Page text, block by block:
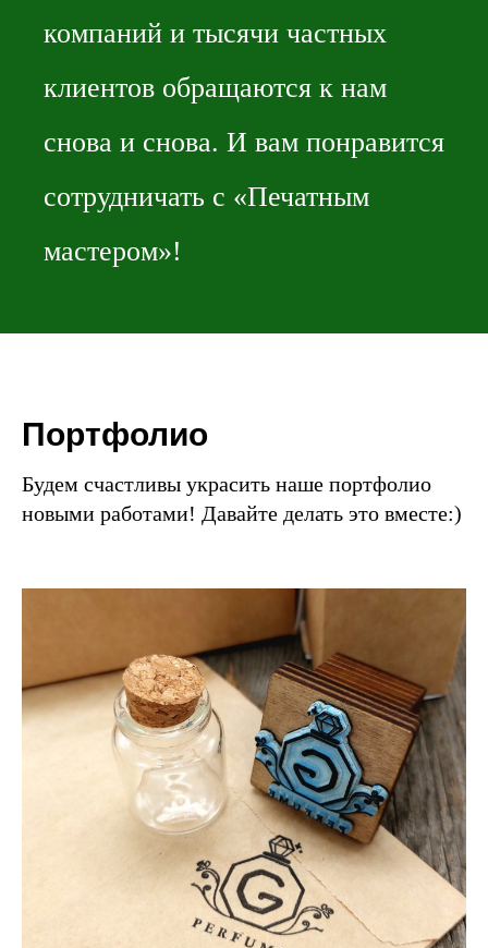
компаний и тысячи частных
клиентов обращаются к нам
снова и снова. И вам понравится
сотрудничать с «Печатным
мастером»!
Портфолио
Будем счастливы украсить наше портфолио
новыми работами! Давайте делать это вместе:)